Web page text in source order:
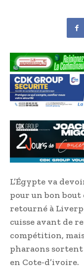
L’Égypte va
pour un bon bout
retourné à
cuisse avant de
compétition,
pharaons
en Cote-d’ivoire.